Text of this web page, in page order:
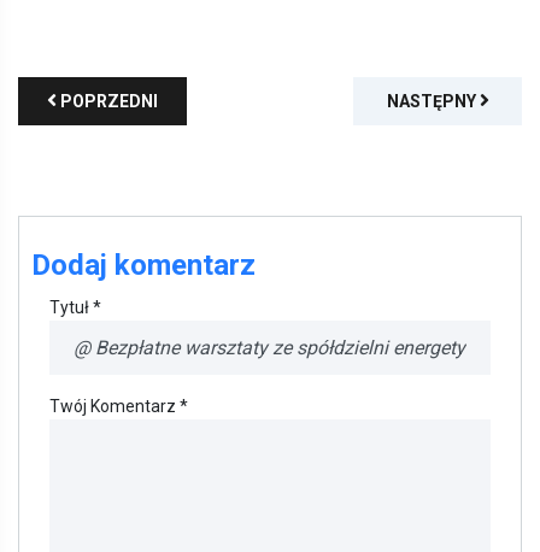
POPRZEDNI NASTĘPNY
Dodaj komentarz
Tytuł *
Twój Komentarz *